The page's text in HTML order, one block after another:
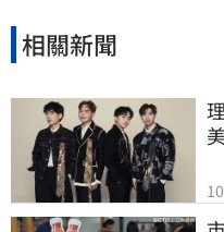
相關新聞